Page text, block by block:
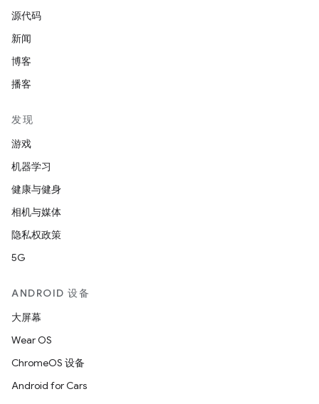
源代码
新闻
博客
播客
发现
游戏
机器学习
健康与健身
相机与媒体
隐私权政策
5G
ANDROID 设备
大屏幕
Wear OS
ChromeOS 设备
Android for Cars